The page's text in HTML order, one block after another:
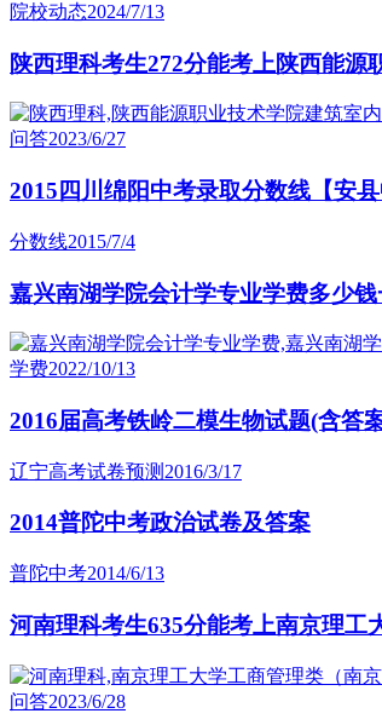
院校动态2024/7/13
陕西理科考生272分能考上陕西能源
问答2023/6/27
2015四川绵阳中考录取分数线【安县
分数线2015/7/4
嘉兴南湖学院会计学专业学费多少
学费2022/10/13
2016届高考铁岭二模生物试题(含答
辽宁高考试卷预测 2016/3/17
2014普陀中考政治试卷及答案
普陀中考2014/6/13
河南理科考生635分能考上南京理工
问答2023/6/28